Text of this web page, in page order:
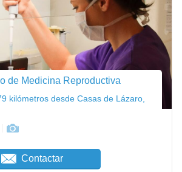
de Medicina Reproductiva
kilómetros desde Casas de Lázaro,
Contactar